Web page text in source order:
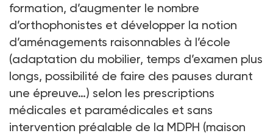
formation, d’augmenter le nombre
d’orthophonistes et développer la notion
d’aménagements raisonnables à l’école
(adaptation du mobilier, temps d’examen plus
longs, possibilité de faire des pauses durant
une épreuve…) selon les prescriptions
médicales et paramédicales et sans
intervention préalable de la MDPH (maison